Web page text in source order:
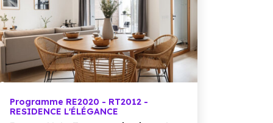
Programme RE2020 - RT2012 -
RESIDENCE L'ÉLÉGANCE